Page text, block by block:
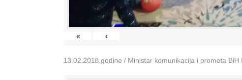
« ‹
13.02.2018.godine / Ministar komunikacija i prometa